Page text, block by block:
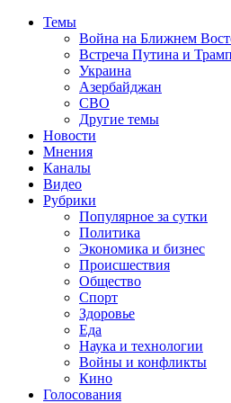
Темы
Война на Ближнем
Встреча Путина и
Украина
Азербайджан
СВО
Другие темы
Новости
Мнения
Каналы
Видео
Рубрики
Популярное за сутки
Политика
Экономика и бизнес
Происшествия
Общество
Спорт
Здоровье
Еда
Наука и технологии
Войны и конфликты
Кино
Голосования